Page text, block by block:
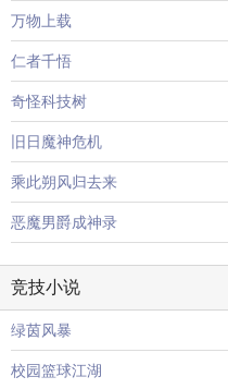
万物上载
仁者千悟
奇怪科技树
旧日魔神危机
乘此朔风归去来
恶魔男爵成神录
竞技小说
绿茵风暴
校园篮球江湖